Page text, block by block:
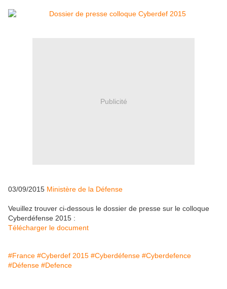
Publicité
03/09/2015 Ministère de la Défense
Veuillez trouver ci-dessous le dossier de presse sur le colloque
Cyberdéfense 2015 :
Télécharger le document
#France #Cyberdef 2015 #Cyberdéfense #Cyberdefence
#Défense #Defence